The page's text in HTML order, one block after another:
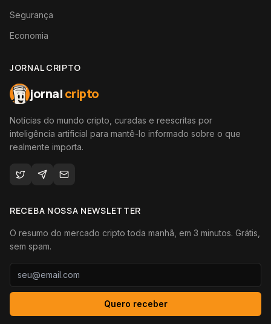
Segurança
Economia
JORNAL CRIPTO
jornalcripto
Notícias do mundo cripto, curadas e reescritas por
inteligência artificial para mantê-lo informado sobre o que
realmente importa.
RECEBA NOSSA NEWSLETTER
O resumo do mercado cripto toda manhã, em 3 minutos. Grátis,
sem spam.
Quero receber